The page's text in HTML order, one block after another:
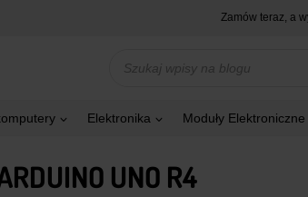
Zamów teraz, a
produktów
Elektronika Moduły Elektroniczne
UNO R4